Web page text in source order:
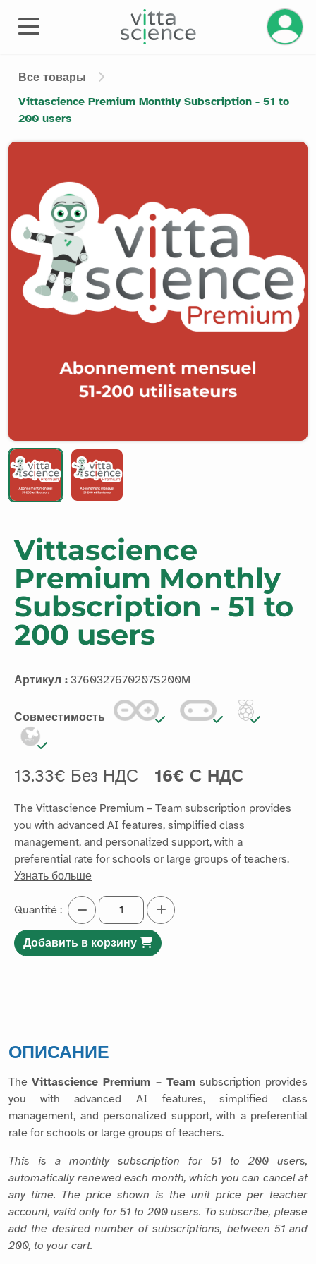
Все товары
Vittascience Premium Monthly Subscription - 51 to
200 users
Product image slider
Vittascience
Premium Monthly
Subscription - 51 to
200 users
Артикул : 3760327670207S200M
Совместимость
13.33€ Без НДС 16€ С НДС
The Vittascience Premium – Team subscription provides
you with advanced AI features, simplified class
management, and personalized support, with a
preferential rate for schools or large groups of teachers.
Узнать больше
Quantité :
Добавить в корзину
ОПИСАНИЕ
TheVittascience Premium – Teamsubscription provides
you with advanced AI features, simplified class
management, and personalized support, with a preferential
rate for schools or large groups of teachers.
This is a monthly subscription for 51 to 200 users,
automatically renewed each month, which you can cancel at
any time. The price shown is the unit price per teacher
account, valid only for 51 to 200 users. To subscribe, please
add the desired number of subscriptions, between 51 and
200, to your cart.